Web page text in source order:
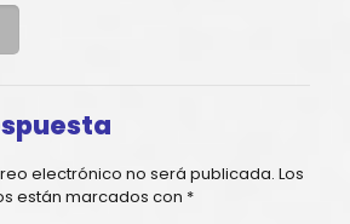
electrónico no será publicada. Los
están marcados con *